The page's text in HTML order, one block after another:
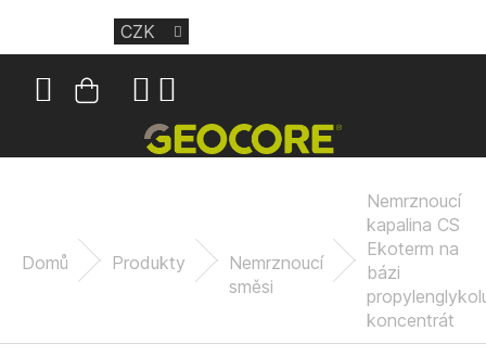
obsah
Nákupní
CZK
Domů Produkty
Nemrznoucí
směsi
Nemrznoucí
kapalina CS
Ekoterm na
bázi
koncentrát